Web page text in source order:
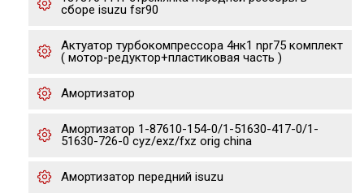
сборе isuzu fsr90
Актуатор турбокомпрессора 4нк1 npr75 комплект
( мотор-редуктор+пластиковая часть )
Амортизатор
Амортизатор 1-87610-154-0/1-51630-417-0/1-
51630-726-0 cyz/exz/fxz orig china
Амортизатор передний isuzu